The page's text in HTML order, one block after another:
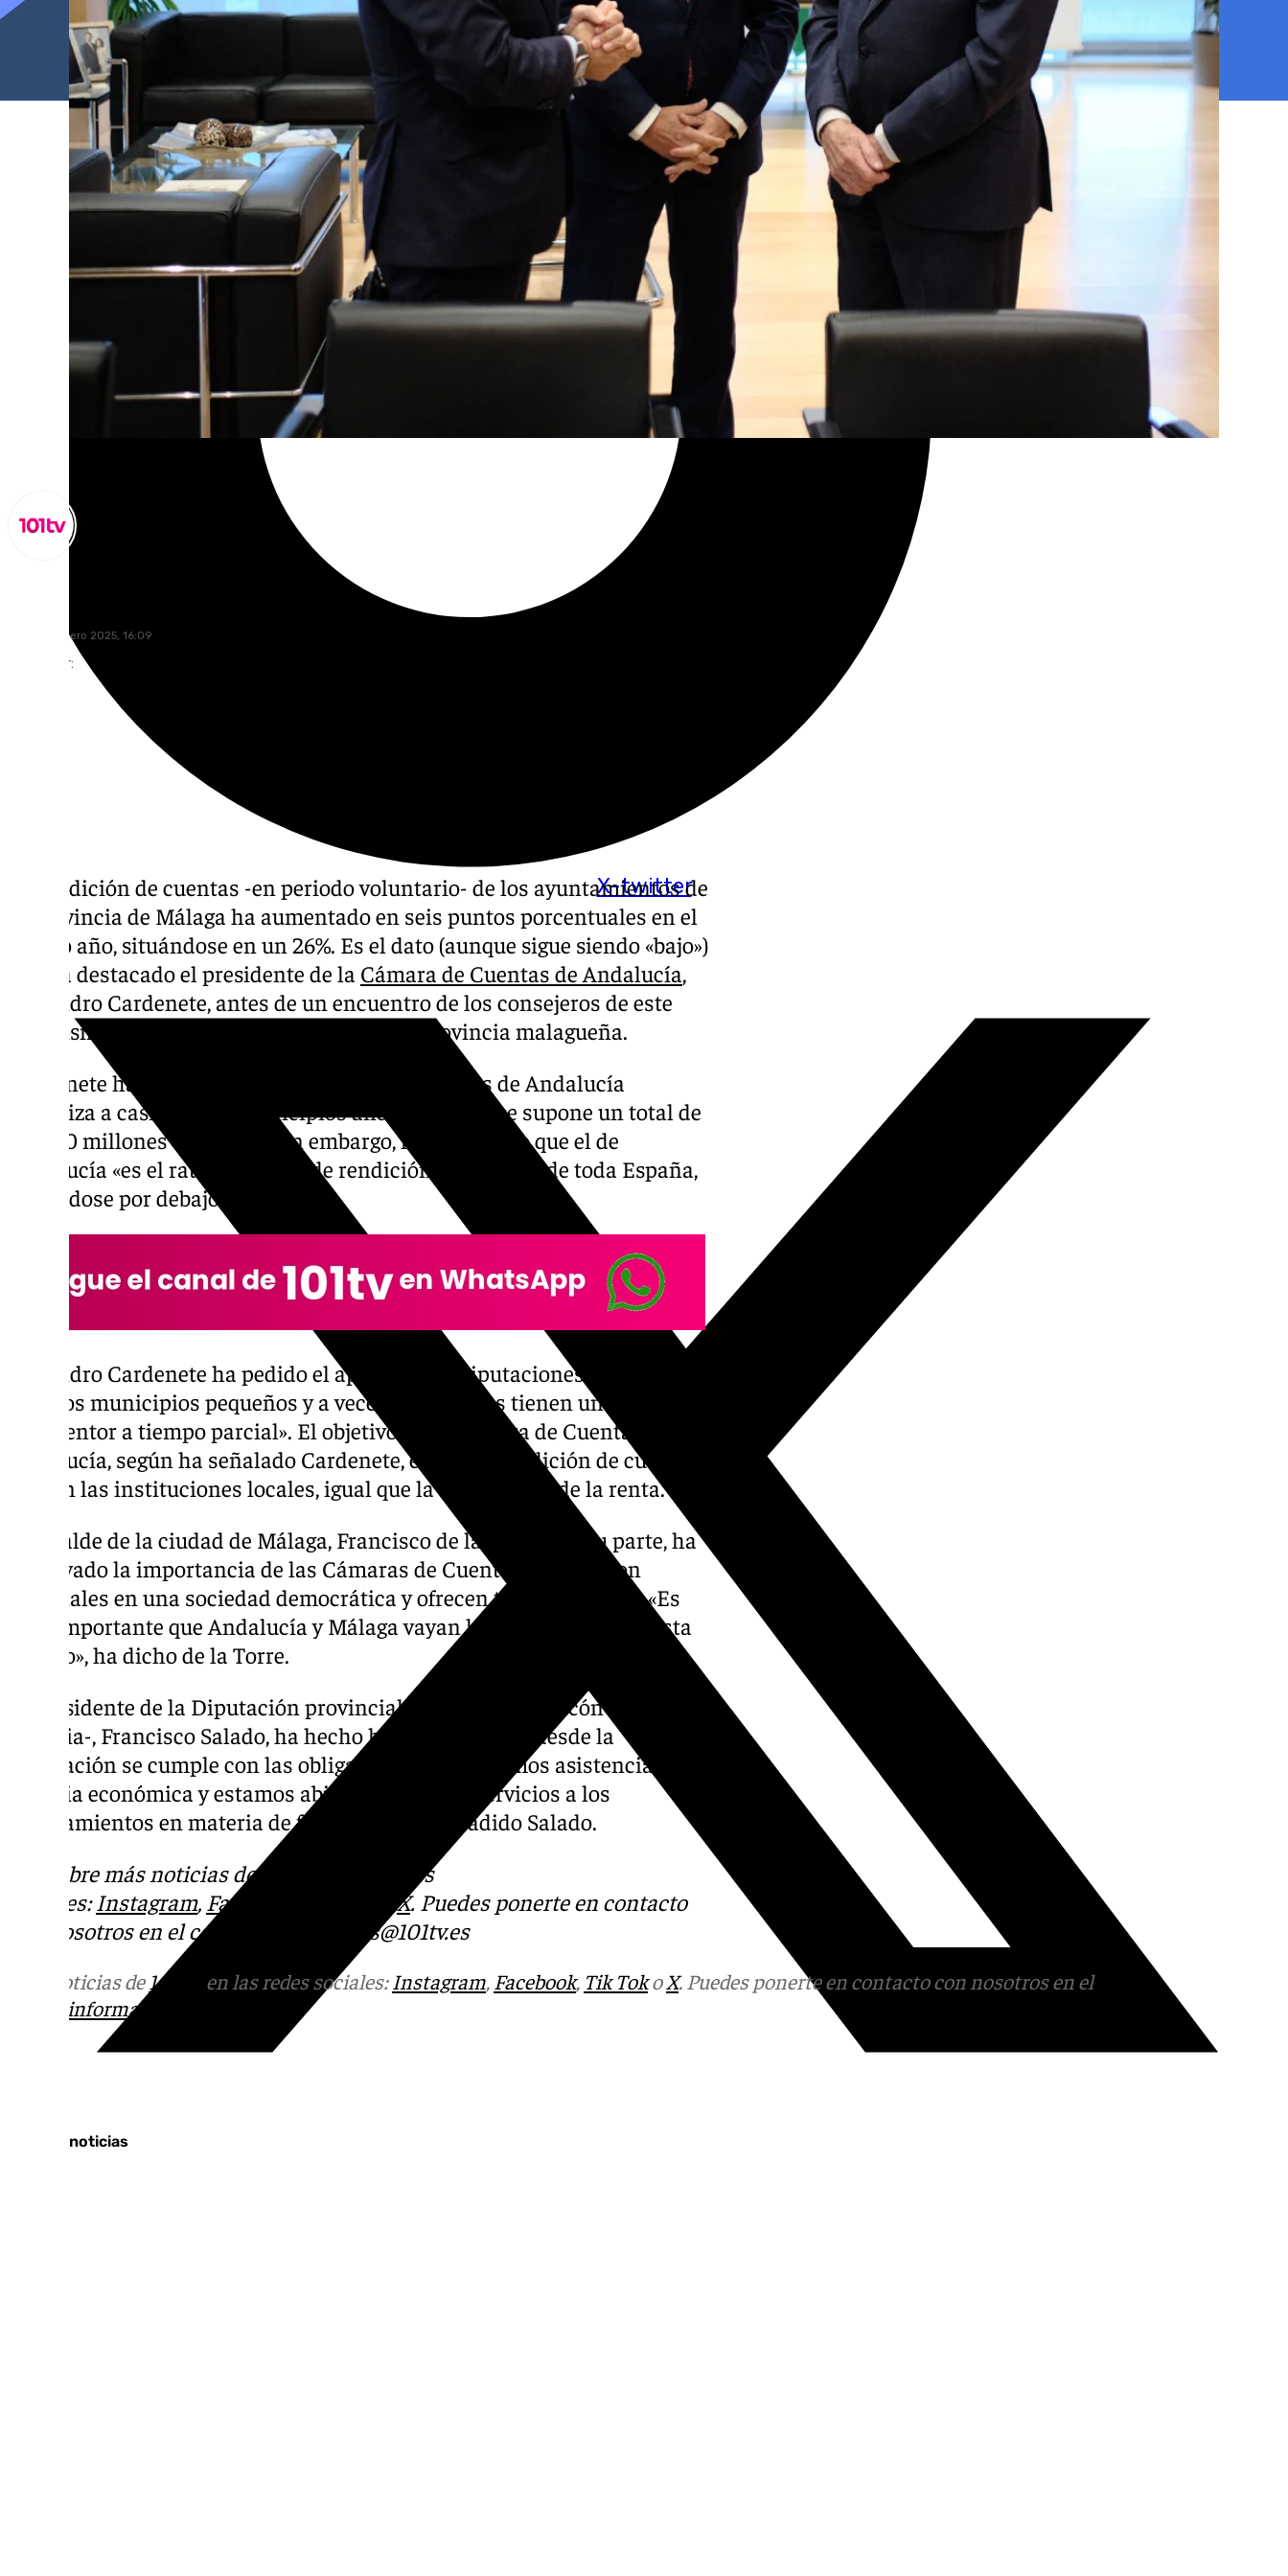
X-twitter
lunes, 27 enero 2025, 16:09
Compartir:
La rendición de cuentas -en periodo voluntario- de los ayuntamientos de
la provincia de Málaga ha aumentado en seis puntos porcentuales en el
último año, situándose en un 26%. Es el dato (aunque sigue siendo «bajo»)
que ha destacado el presidente de la Cámara de Cuentas de Andalucía,
Alejandro Cardenete, antes de un encuentro de los consejeros de este
organismo con alcaldes y secretarios de la provincia malagueña.
Cardenete ha explicado que la Cámara de Cuentas de Andalucía
«fiscaliza a casi los 800 municipios andaluces, lo que supone un total de
60.000 millones de euros». Sin embargo, ha asegurado que el de
Andalucía «es el ratio más bajo de rendición de cuentas de toda España,
situándose por debajo del 50%».
Alejandro Cardenete ha pedido el apoyo de las diputaciones ya que «hay
muchos municipios pequeños y a veces los alcaldes tienen un
interventor a tiempo parcial». El objetivo de la Cámara de Cuentas de
Andalucía, según ha señalado Cardenete, es que la rendición de cuentas
cale en las instituciones locales, igual que la declaración de la renta.
El alcalde de la ciudad de Málaga, Francisco de la Torre, por su parte, ha
subrayado la importancia de las Cámaras de Cuentas, ya que «son
esenciales en una sociedad democrática y ofrecen transparencia». «Es
muy importante que Andalucía y Málaga vayan lo mejor posible en esta
ámbito», ha dicho de la Torre.
El presidente de la Diputación provincial -y alcalde de Rincón de la
Victoria-, Francisco Salado, ha hecho hincapié en que «desde la
Diputación se cumple con las obligaciones». «Prestamos asistencia en
materia económica y estamos abiertos a prestar servicios a los
ayuntamientos en materia de formación», ha añadido Salado.
Descubre más noticias de 101Tv en las redes
sociales: Instagram, Facebook X. Puedes ponerte en contacto
con nosotros en el correo
informativos@101tv.es
Más noticias de 101TV en las redes sociales: Instagram, Facebook, Tik TokoX. Puedes ponerte en contacto con nosotros en el
informativos@101tv.es
Últimas noticias